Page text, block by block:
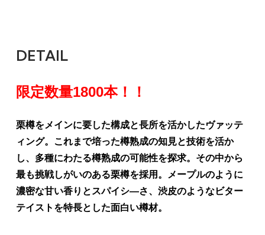
DETAIL
限定数量1800本！！
栗樽をメインに要した構成と長所を活かしたヴァッテ
ィング。これまで培った樽熟成の知見と技術を活か
し、多種にわたる樽熟成の可能性を探求。その中から
最も挑戦しがいのある栗樽を採用。メープルのように
濃密な甘い香りとスパイシ—さ、渋皮のようなビター
テイストを特長とした面白い樽材。